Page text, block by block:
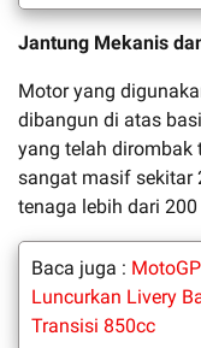
Jantung Mekanis
Motor yang
dibangun di atas
yang telah dirombak
sangat masif sekitar
tenaga lebih dari 200
Baca juga :
Luncurkan Livery
Transisi 850cc